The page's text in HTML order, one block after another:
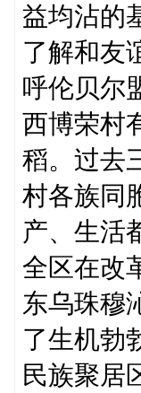
益均沾的
了解和友
呼伦贝尔
西博荣村
稻。过去
村各族同
产、生活
全区在改
东乌珠穆
了生机勃
民族聚居